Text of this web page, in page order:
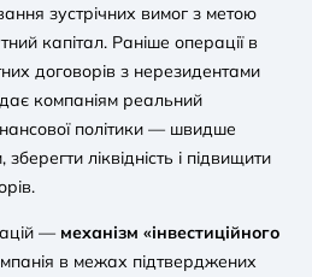
зустрічних вимог з метою
капітал. Раніше операції в
договорів з нерезидентами
компаніям реальний
політики — швидше
ліквідність і підвищити
— механізм «інвестиційного
в межах підтверджених